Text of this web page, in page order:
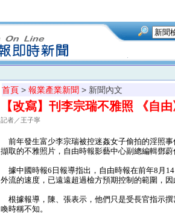
首頁 > 報業產業新聞 > 新聞內文
【改寫】刊李宗瑞不雅照 《自
記者／王子寧
前年發生富少李宗瑞被控迷姦女子偷拍的淫照
擷取的不雅照片，自由時報影藝中心副總編輯鄧
據中國時報6日報導指出，自由時報在前年8月
外流的速度，已遠遠超過檢方預期控制的範圍，
根據報導，陳、張表示，他們只是受長官指示
喚時稱不知。